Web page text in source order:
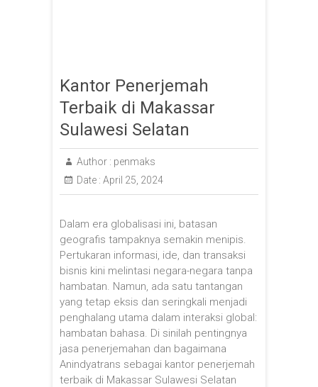
Kantor Penerjemah
Terbaik di Makassar
Sulawesi Selatan
Author : penmaks
Date : April 25, 2024
Dalam era globalisasi ini, batasan
geografis tampaknya semakin menipis.
Pertukaran informasi, ide, dan transaksi
bisnis kini melintasi negara-negara tanpa
hambatan. Namun, ada satu tantangan
yang tetap eksis dan seringkali menjadi
penghalang utama dalam interaksi global:
hambatan bahasa. Di sinilah pentingnya
jasa penerjemahan dan bagaimana
Anindyatrans sebagai kantor penerjemah
terbaik di Makassar Sulawesi Selatan